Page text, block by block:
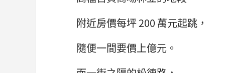
附近房價每坪 200 萬元起跳，
隨便一間要價上億元。